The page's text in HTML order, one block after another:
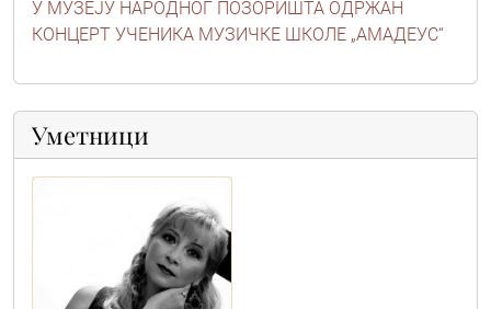
У МУЗЕЈУ НАРОДНОГ ПОЗОРИШТА ОДРЖАН
КОНЦЕРТ УЧЕНИКА МУЗИЧКЕ ШКОЛЕ „АМАДЕУС“
Уметници